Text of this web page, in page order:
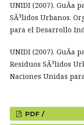
UNIDI (2007). GuÃ­a
SÃ³lidos Urbanos.
para el Desarrollo
UNIDI (2007). GuÃ­a
Residuos SÃ³lidos
Naciones Unidas
PDF /